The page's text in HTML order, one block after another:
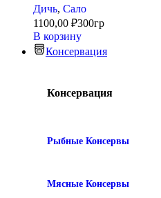
Дичь, Сало
1100,00 ₽300гр
В корзину
Консервация
Консервация
Рыбные Консервы
Мясные Консервы